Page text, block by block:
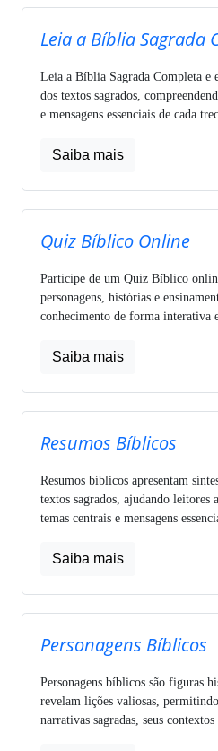
Leia a Bíblia Sagrada
Leia a Bíblia Sagrada Completa e
dos textos sagrados,
e mensagens essenciais de cada
Saiba mais
Quiz Bíblico Online
Participe de um Quiz Bíblico
personagens, histórias e
conhecimento de forma interativa
Saiba mais
Resumos Bíblicos
Resumos bíblicos apresentam
textos sagrados, ajudando leitores
temas centrais e mensagens
Saiba mais
Personagens Bíblicos
Personagens bíblicos são figuras
revelam lições valiosas,
narrativas sagradas, seus